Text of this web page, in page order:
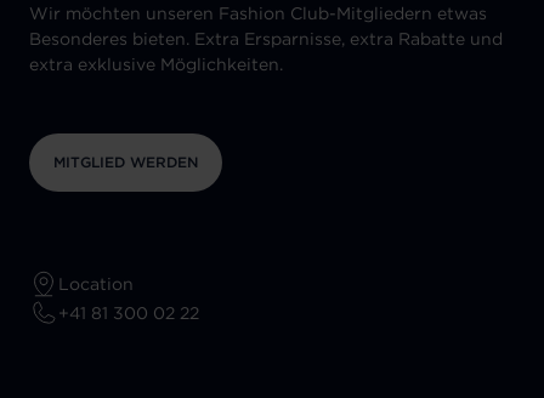
Wir möchten unseren Fashion Club-Mitgliedern etwas
Besonderes bieten. Extra Ersparnisse, extra Rabatte und
extra exklusive Möglichkeiten.
MITGLIED WERDEN
Location
+41 81 300 02 22